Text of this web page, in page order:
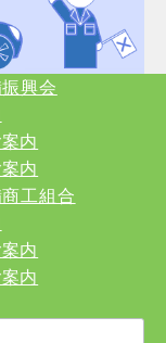
興会
内
内
工組合
内
内